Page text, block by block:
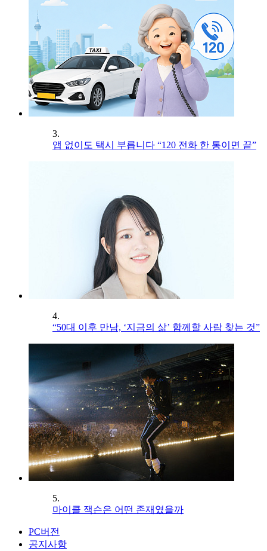
3.
앱 없이도 택시 부릅니다 “120 전화 한 통이면 끝”
4.
“50대 이후 만남, ‘지금의 삶’ 함께할 사람 찾는 것”
5.
마이클 잭슨은 어떤 존재였을까
PC버전
공지사항